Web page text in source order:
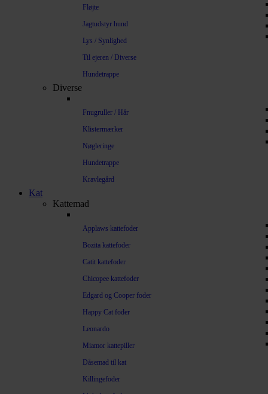
Fløjte
Jagtudstyr hund
Lys / Synlighed
Til ejeren / Diverse
Hundetrappe
Diverse
Fnugruller / Hår
Klistermærker
Nøgleringe
Hundetrappe
Kravlegård
Kat
Kattemad
Applaws kattefoder
Bozita kattefoder
Catit kattefoder
Chicopee kattefoder
Edgard og Cooper foder
Happy Cat foder
Leonardo
Miamor kattepiller
Dåsemad til kat
Killingefoder